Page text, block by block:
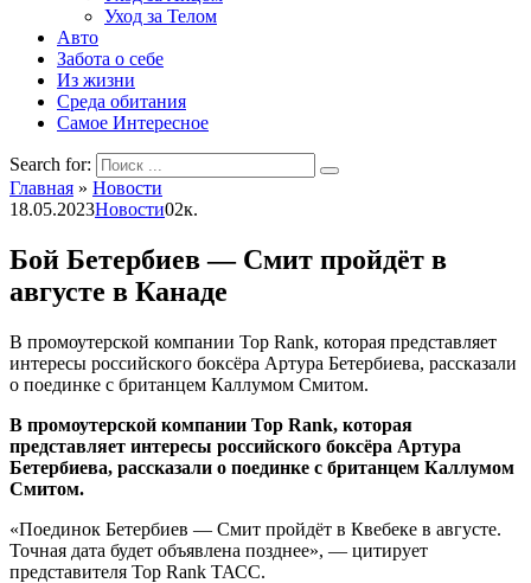
Уход за Телом
Авто
Забота о себе
Из жизни
Среда обитания
Самое Интересное
Search for:
Главная » Новости
18.05.2023Новости02к.
Бой Бетербиев — Смит пройдёт в
августе в Канаде
В промоутерской компании Top Rank, которая представляет
интересы российского боксёра Артура Бетербиева, рассказали
о поединке с британцем Каллумом Смитом.
В промоутерской компании Top Rank, которая
представляет интересы российского боксёра Артура
Бетербиева, рассказали о поединке с британцем Каллумом
Смитом.
«Поединок Бетербиев — Смит пройдёт в Квебеке в августе.
Точная дата будет объявлена позднее», — цитирует
представителя Top Rank ТАСС.